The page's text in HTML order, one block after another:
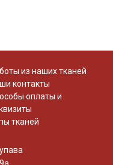
из наших тканей
контакты
оплаты и
тканей